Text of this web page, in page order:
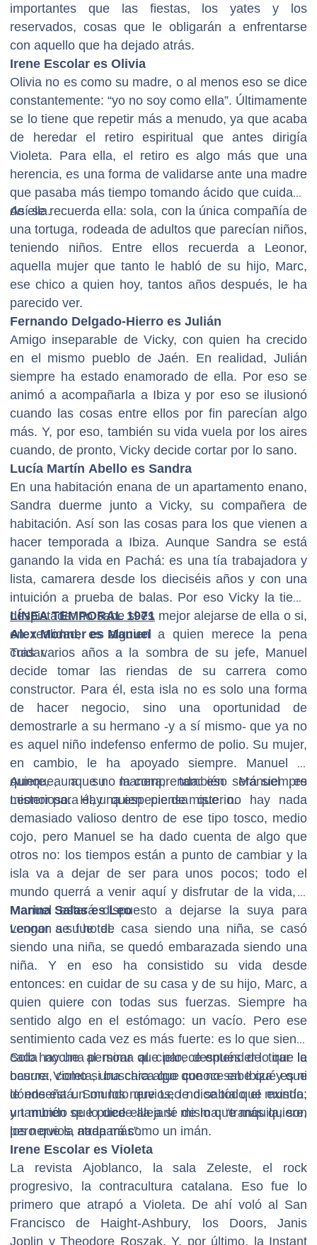
importantes que las fiestas, los yates y los
reservados, cosas que le obligarán a enfrentarse
con aquello que ha dejado atrás.
Irene Escolar es Olivia
Olivia no es como su madre, o al menos eso se dice
constantemente: “yo no soy como ella”. Últimamente
se lo tiene que repetir más a menudo, ya que acaba
de heredar el retiro espiritual que antes dirigía
Violeta. Para ella, el retiro es algo más que una
herencia, es una forma de validarse ante una madre
que pasaba más tiempo tomando ácido que cuidado
de ella.
Así se recuerda ella: sola, con la única compañía de
una tortuga, rodeada de adultos que parecían niños,
teniendo niños. Entre ellos recuerda a Leonor,
aquella mujer que tanto le habló de su hijo, Marc,
ese chico a quien hoy, tantos años después, le ha
parecido ver.
Fernando Delgado-Hierro es Julián
Amigo inseparable de Vicky, con quien ha crecido
en el mismo pueblo de Jaén. En realidad, Julián
siempre ha estado enamorado de ella. Por eso se
animó a acompañarla a Ibiza y por eso se ilusionó
cuando las cosas entre ellos por fin parecían algo
más. Y, por eso, también su vida vuela por los aires
cuando, de pronto, Vicky decide cortar por lo sano.
Lucía Martín Abello es Sandra
En una habitación enana de un apartamento enano,
Sandra duerme junto a Vicky, su compañera de
habitación. Así son las cosas para los que vienen a
hacer temporada a Ibiza. Aunque Sandra se está
ganando la vida en Pachá: es una tía trabajadora y
lista, camarera desde los dieciséis años y con una
intuición a prueba de balas. Por eso Vicky la tiene
despistada: no sabe si es mejor alejarse de ella o si,
en realidad, es alguien a quien merece la pena
cuidar.
LÍNEA TEMPORAL 1971
Alex Monner es Manuel
Tras varios años a la sombra de su jefe, Manuel
decide tomar las riendas de su carrera como
constructor. Para él, esta isla no es solo una forma
de hacer negocio, sino una oportunidad de
demostrarle a su hermano -y a sí mismo- que ya no
es aquel niño indefenso enfermo de polio. Su mujer,
en cambio, le ha apoyado siempre. Manuel la
quiere, aunque no la comprenda: eso será siempre
Leonor para él, una especie de misterio.
Aunque, a su manera, también Manuel es
misterioso. Hay quien piensa que no hay nada
demasiado valioso dentro de ese tipo tosco, medio
cojo, pero Manuel se ha dado cuenta de algo que
otros no: los tiempos están a punto de cambiar y la
isla va a dejar de ser para unos pocos; todo el
mundo querrá a venir aquí y disfrutar de la vida, y
Manuel estará dispuesto a dejarse la suya para
vengan a su hotel.
Marina Salas es Leo
Leonor se fue de casa siendo una niña, se casó
siendo una niña, se quedó embarazada siendo una
niña. Y en eso ha consistido su vida desde
entonces: en cuidar de su casa y de su hijo, Marc, a
quien quiere con todas sus fuerzas. Siempre ha
sentido algo en el estómago: un vacío. Pero ese
sentimiento cada vez es más fuerte: es lo que siente
cada noche al mirar al cielo, después de tirar la
basura, como si buscara algo que no sabe qué es ni
dónde está. Son los nervios, le dice todo el mundo,
y también se lo dice ella a sí misma: “tranquila, son
los nervios, nada más”.
Solo hay una persona que parece entender lo que le
ocurre: Violeta, una chica que conoce en Ibiza y que
le enseña un mundo que Leo no sabía que existía:
un mundo que puede alejarle de lo que más quiere,
pero que la atrapará como un imán.
Irene Escolar es Violeta
La revista Ajoblanco, la sala Zeleste, el rock
progresivo, la contracultura catalana. Eso fue lo
primero que atrapó a Violeta. De ahí voló al San
Francisco de Haight-Ashbury, los Doors, Janis
Joplin y Theodore Roszak. Y, por último, la Instant